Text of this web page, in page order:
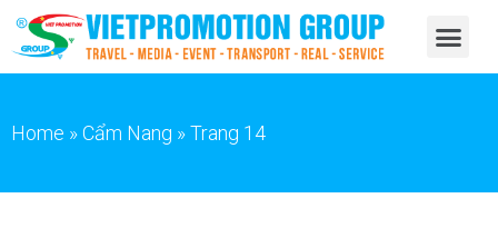
Home »Cẩm Nang »Trang 14